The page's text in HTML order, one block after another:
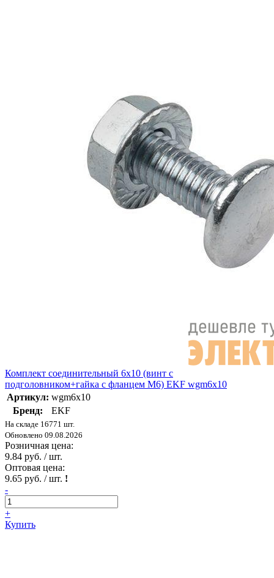
Комплект соединительный 6х10 (винт с
подголовником+гайка с фланцем М6) EKF wgm6x10
Артикул: wgm6x10
Бренд:
EKF
На складе 16771 шт.
Обновлено 09.08.2026
Розничная цена:
9.84 руб. / шт.
Оптовая цена:
9.65 руб. / шт. !
-
+
Купить